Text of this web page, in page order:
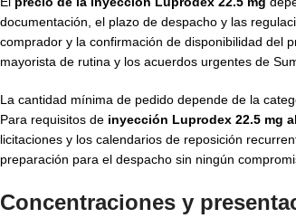
documentación, el plazo de despacho y las
comprador y la confirmación de disponibilidad del
mayorista de rutina y los acuerdos urgentes de
La cantidad mínima de pedido depende de la
Para requisitos de inyección Luprodex 22.5 mg
licitaciones y los calendarios de reposición
preparación para el despacho sin ningún
Concentraciones y